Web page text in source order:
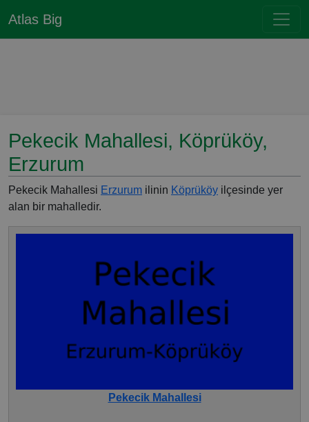
Atlas Big
Pekecik Mahallesi, Köprüköy,
Erzurum
Pekecik Mahallesi Erzurum ilinin Köprüköy ilçesinde yer
alan bir mahalledir.
Pekecik Mahallesi